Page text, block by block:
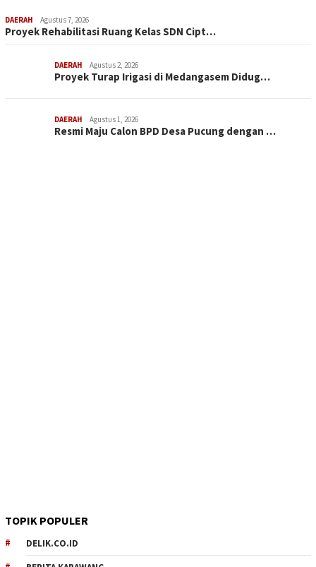
DAERAH Agustus 7, 2026
Proyek Rehabilitasi Ruang Kelas SDN Cipt…
DAERAH Agustus 2, 2026
Proyek Turap Irigasi di Medangasem Didug…
DAERAH Agustus 1, 2026
Resmi Maju Calon BPD Desa Pucung dengan …
TOPIK POPULER
DELIK.CO.ID